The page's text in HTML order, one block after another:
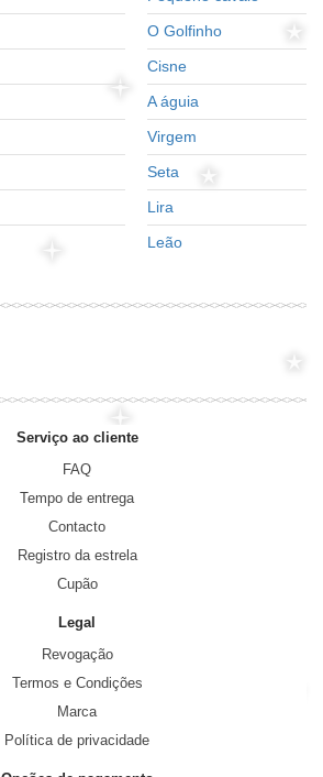
O Golfinho
Cisne
A águia
Virgem
Seta
Lira
Leão
Serviço ao cliente
FAQ
Tempo de entrega
Contacto
Registro da estrela
Cupão
Legal
Revogação
Termos e Condições
Marca
Política de privacidade